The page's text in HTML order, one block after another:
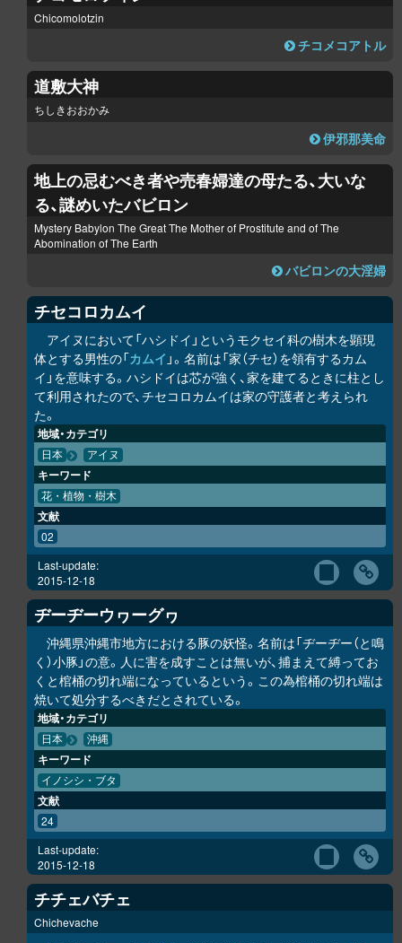
Chicomolotzin
チコメコアトル
道敷大神
ちしきおおかみ
伊邪那美命
地上の忌むべき者や売春婦達の母たる、大いな
る、謎めいたバビロン
Mystery Babylon The Great The Mother of Prostitute and of The
Abomination of The Earth
バビロンの大淫婦
チセコロカムイ
アイヌにおいて「ハシドイ」というモクセイ科の樹木を顕現
体とする男性の「カムイ 」。名前は「家（チセ）を領有するカム
イ」を意味する。ハシドイは芯が強く、家を建てるときに柱とし
て利用されたので、チセコ ロカムイは家の守護者と考えられ
た。
地域・カテゴリ
日本 アイヌ
キーワード
花・植物・樹木
文献
02
Last-update:
2015-12-18
ヂーヂーウヮーグヮ
沖縄県沖縄市地方における豚の妖怪。名前は「ヂーヂー（と鳴
く）小豚」の意。人に害を成すことは無いが、捕まえて縛ってお
くと棺桶の切れ端になっているという。この為棺桶の切れ端は
焼いて処分するべきだとされている。
地域・カテゴリ
日本 沖縄
キーワード
イノシシ・ブタ
文献
24
Last-update:
2015-12-18
チチェバチェ
Chichevache